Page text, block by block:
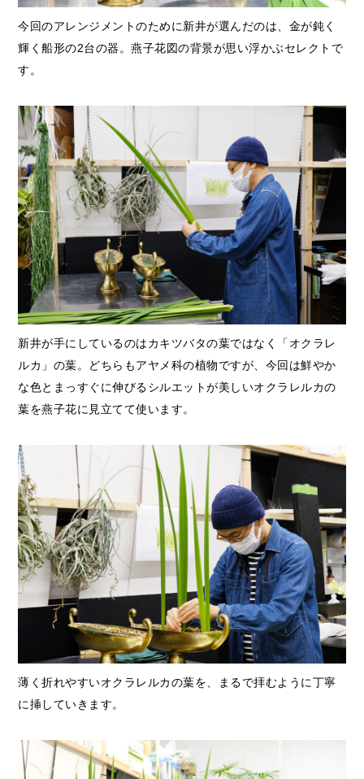
今回のアレンジメントのために新井が選んだのは、金が鈍く
輝く船形の2台の器。燕子花図の背景が思い浮かぶセレクトで
す。
新井が手にしているのはカキツバタの葉ではなく「オクラレ
ルカ」の葉。どちらもアヤメ科の植物ですが、今回は鮮やか
な色とまっすぐに伸びるシルエットが美しいオクラレルカの
葉を燕子花に見立てて使います。
薄く折れやすいオクラレルカの葉を、まるで拝むように丁寧
に挿していきます。